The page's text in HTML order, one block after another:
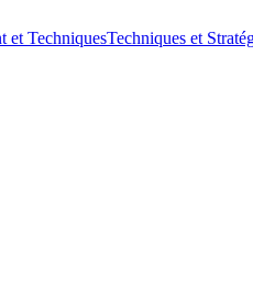
et TechniquesTechniques et